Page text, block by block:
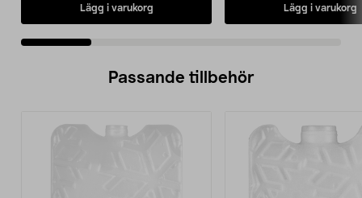
Lägg i varukorg Lägg i varukorg
Passande tillbehör